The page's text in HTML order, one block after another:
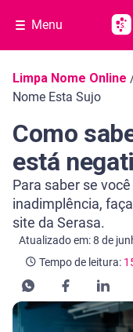
Menu
Navegação do blog
Limpa Nome Online
Nome Esta Sujo
Como
está
Para saber se
inadimplência,
site da Serasa.
Atualizado em: 8 de
Categoria Negociar
Tempo de leitura:
Tempo de leitura: 15